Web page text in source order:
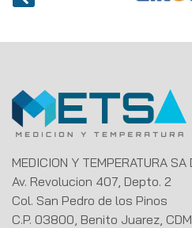
MEDICION Y TEMPERATURA SA
Av. Revolucion 407, Depto. 2
Col. San Pedro de los Pinos
C.P. 03800, Benito Juarez,